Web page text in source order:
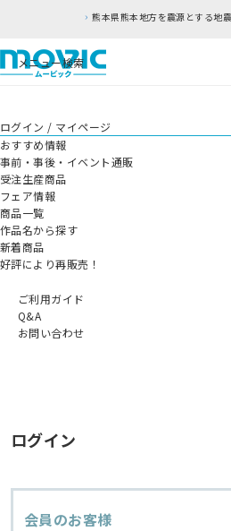
熊本県熊本地方を震源とする地震の影響に
メニュー検索
ログイン / マイページ
おすすめ情報
事前・事後・イベント通販
受注生産商品
フェア情報
商品一覧
作品名から探す
新着商品
好評により再販売！
ご利用ガイド
Q&A
お問い合わせ
ログイン
会員のお客様